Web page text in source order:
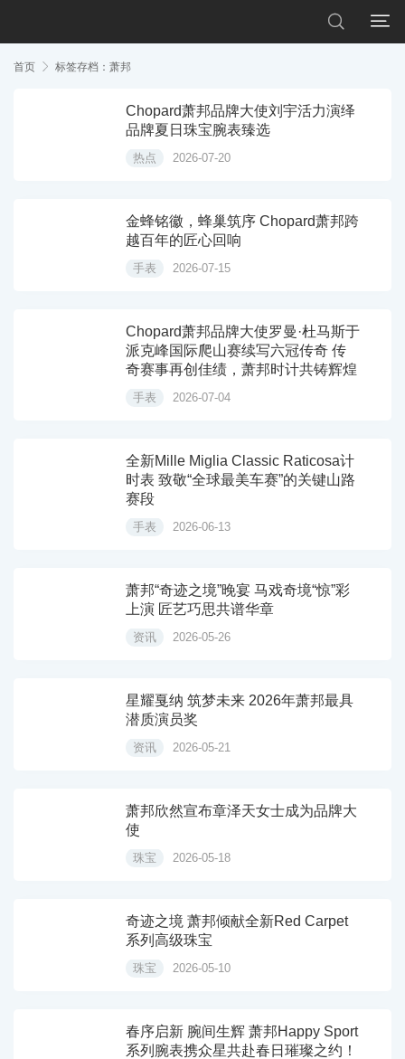


首页  标签存档：萧邦
Chopard萧邦品牌大使刘宇活力演绎
品牌夏日珠宝腕表臻选
热点 2026-07-20
金蜂铭徽，蜂巢筑序 Chopard萧邦跨
越百年的匠心回响
手表 2026-07-15
Chopard萧邦品牌大使罗曼·杜马斯于
派克峰国际爬山赛续写六冠传奇 传
奇赛事再创佳绩，萧邦时计共铸辉煌
手表 2026-07-04
全新Mille Miglia Classic Raticosa计
时表 致敬“全球最美车赛”的关键山路
赛段
手表 2026-06-13
萧邦“奇迹之境”晚宴 马戏奇境“惊”彩
上演 匠艺巧思共谱华章
资讯 2026-05-26
星耀戛纳 筑梦未来 2026年萧邦最具
潜质演员奖
资讯 2026-05-21
萧邦欣然宣布章泽天女士成为品牌大
使
珠宝 2026-05-18
奇迹之境 萧邦倾献全新Red Carpet
系列高级珠宝
珠宝 2026-05-10
春序启新 腕间生辉 萧邦Happy Sport
系列腕表携众星共赴春日璀璨之约！